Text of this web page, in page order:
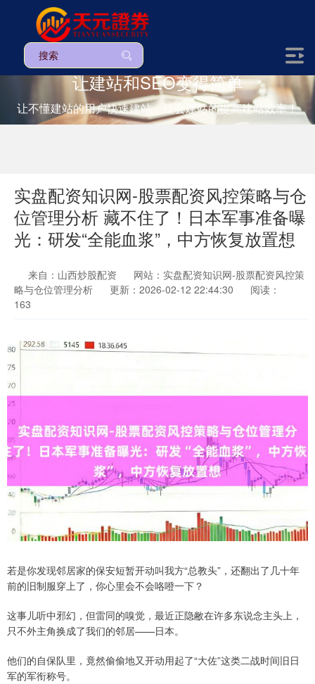
让建站和SEO变得简单
让不懂建站的用户快速建站，让会建站的提高建站效率！
实盘配资知识网-股票配资风控策略与仓
位管理分析 藏不住了！日本军事准备曝
光：研发“全能血浆”，中方恢复放置想
来自：山西炒股配资
网站：实盘配资知识网-股票配资风控策
略与仓位管理分析
更新：2026-02-12 22:44:30
阅读：
163
若是你发现邻居家的保安短暂开动叫我方“总教头”，还翻出了几十年
前的旧制服穿上了，你心里会不会咯噔一下？
这事儿听中邪幻，但雷同的嗅觉，最近正隐敝在许多东说念主头上，
只不外主角换成了我们的邻居——日本。
他们的自保队里，竟然偷偷地又开动用起了“大佐”这类二战时间旧日
军的军衔称号。